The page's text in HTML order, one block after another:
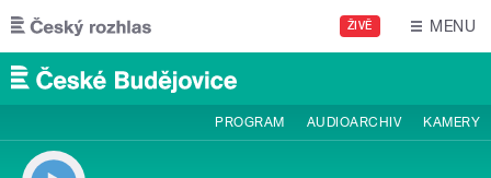
Přejít k hlavnímu obsahu
ŽIVĚ MENU
PROGRAM AUDIOARCHIV KAMERY